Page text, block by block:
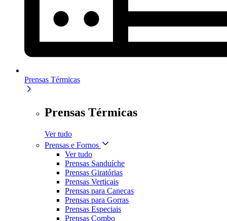
Prensas Térmicas
Prensas Térmicas
Ver tudo
Prensas e Fornos
Ver tudo
Prensas Sanduíche
Prensas Giratórias
Prensas Verticais
Prensas para Canecas
Prensas para Gorras
Prensas Especiais
Prensas Combo